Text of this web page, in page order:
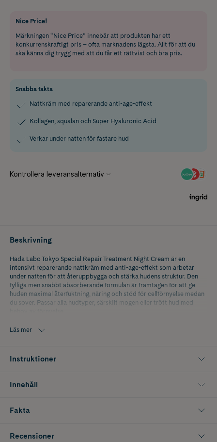
Nice Price!
Märkningen “Nice Price” innebär att produkten har ett
konkurrenskraftigt pris – ofta marknadens lägsta. Allt för att du
ska känna dig trygg med att du får ett rättvist och bra pris.
Snabba fakta
Nattkräm med reparerande anti-age-effekt
Kollagen, squalan och Super Hyaluronic Acid
Verkar under natten för fastare hud
Beskrivning
Hada Labo Tokyo Special Repair Treatment Night Cream är en
intensivt reparerande nattkräm med anti-age-effekt som arbetar
under natten för att återuppbygga och stärka hudens struktur. Den
fylliga men snabbt absorberande formulan är framtagen för att ge
huden maximal återfuktning, näring och stöd för cellförnyelse medan
du sover. Passar alla hudtyper, särskilt mogen eller trött hud med
Super Hyaluronic Acid återfuktar huden på djupet och bidrar till att
hela natten. Tillsammans arbetar ingredienserna för att reducera
intrycket av fina linjer och djupare rynkor, samtidigt som
strålande look morgonen efter.
Cream?
Läs mer
Instruktioner
Innehåll
Fakta
Recensioner